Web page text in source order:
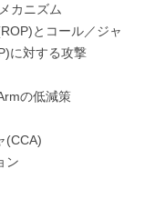
カニズム
とコール／ジャ
に対する攻撃
の低減策
(CCA)
ン